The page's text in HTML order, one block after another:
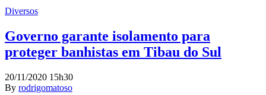
Diversos
Governo garante isolamento para
proteger banhistas em Tibau do Sul
20/11/2020 15h30
By rodrigomatoso